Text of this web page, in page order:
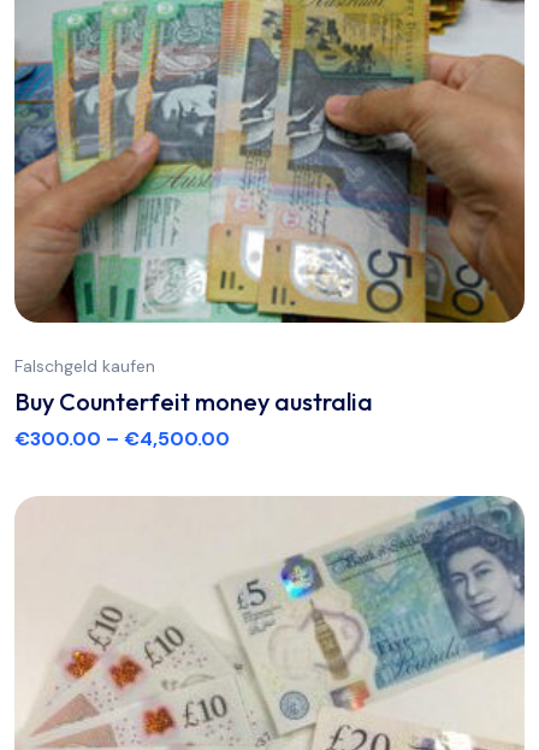
Falschgeld kaufen
Buy Counterfeit money australia
€300.00 – €4,500.00